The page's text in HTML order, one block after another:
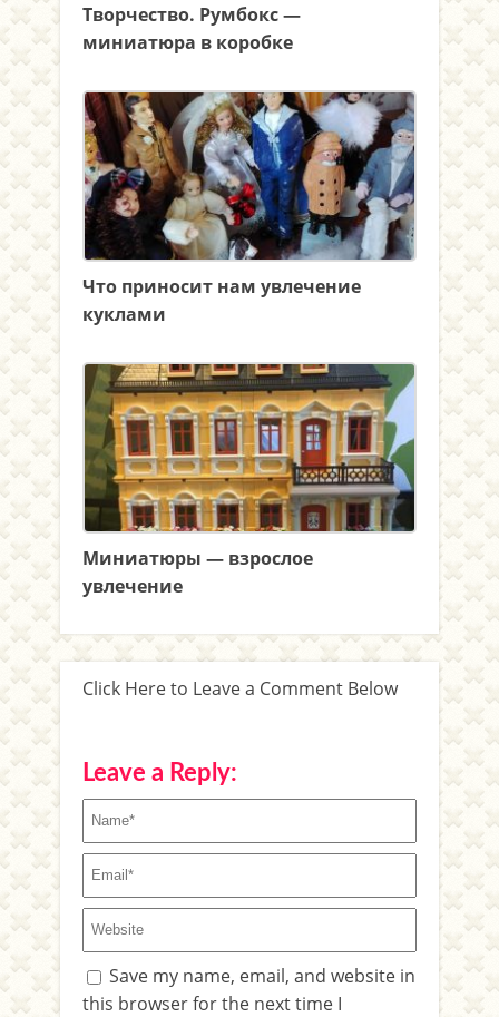
Творчество. Румбокс —
миниатюра в коробке
Что приносит нам увлечение
куклами
Миниатюры — взрослое
увлечение
Click Here to Leave a Comment Below
Leave a Reply:
Save my name, email, and website in
this browser for the next time I